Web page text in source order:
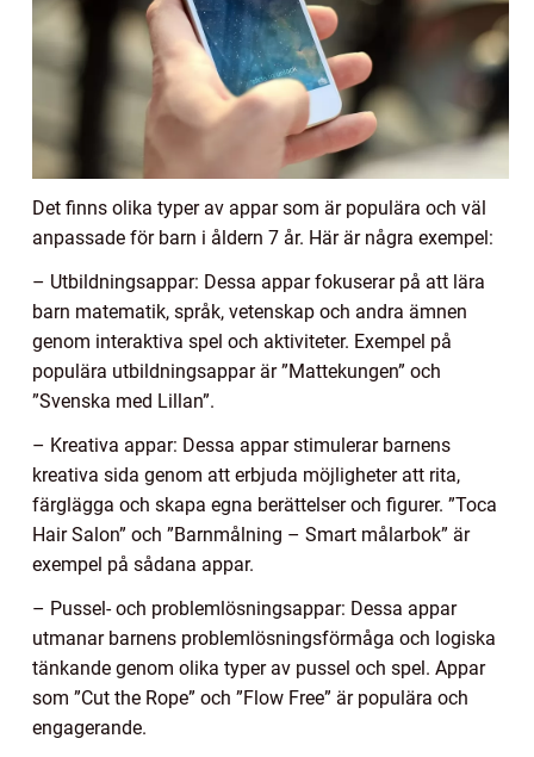
Det finns olika typer av appar som är populära och väl
anpassade för barn i åldern 7 år. Här är några exempel:
– Utbildningsappar: Dessa appar fokuserar på att lära
barn matematik, språk, vetenskap och andra ämnen
genom interaktiva spel och aktiviteter. Exempel på
populära utbildningsappar är ”Mattekungen” och
”Svenska med Lillan”.
– Kreativa appar: Dessa appar stimulerar barnens
kreativa sida genom att erbjuda möjligheter att rita,
färglägga och skapa egna berättelser och figurer. ”Toca
Hair Salon” och ”Barnmålning – Smart målarbok” är
exempel på sådana appar.
– Pussel- och problemlösningsappar: Dessa appar
utmanar barnens problemlösningsförmåga och logiska
tänkande genom olika typer av pussel och spel. Appar
som ”Cut the Rope” och ”Flow Free” är populära och
engagerande.